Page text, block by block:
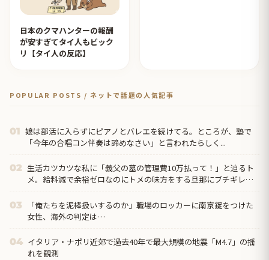
日本のクマハンターの報酬
が安すぎてタイ人もビック
リ【タイ人の反応】
POPULAR POSTS / ネットで話題の人気記事
01 娘は部活に入らずにピアノとバレエを続けてる。ところが、塾で
「今年の合唱コン伴奏は諦めなさい」と言われたらしく...
02 生活カツカツな私に「義父の墓の管理費10万払って！」と迫るト
メ。給料減で余裕ゼロなのにトメの味方をする旦那にブチギレ寸
03
「俺たちを泥棒扱いするのか」職場のロッカーに南京錠をつけた
女性、海外の判定は…
04 イタリア・ナポリ近郊で過去40年で最大規模の地震「M4.7」の揺
れを観測